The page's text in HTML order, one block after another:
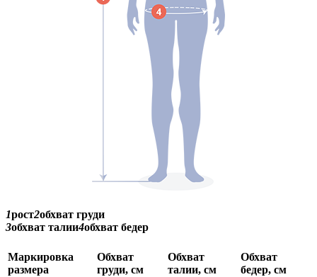
1рост2обхват груди
3обхват талии4обхват бедер
Маркировка
размера
Обхват
груди, см
Обхват
талии, см
Обхват
бедер, см